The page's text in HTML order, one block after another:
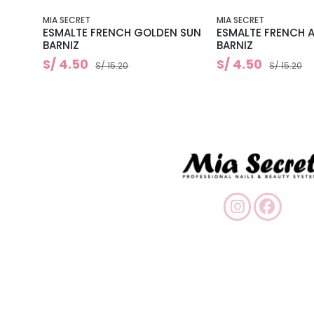
MIA SECRET
ESMALTE FRENCH GOLDEN SUN
BARNIZ
S/ 4.50 S/ 15.20
MIA SECRET
ESMALTE FRENCH
BARNIZ
S/ 4.50 S/ 15.20